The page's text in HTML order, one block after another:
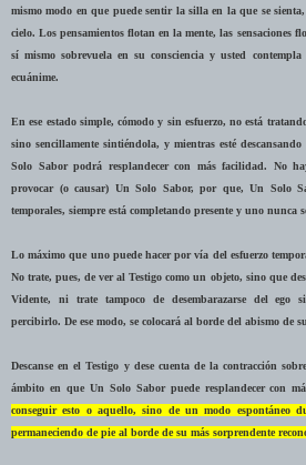
mismo modo en que puede sentir la silla en la que se
cielo. Los pensamientos flotan en la mente, las sensaciones
sí mismo sobrevuela en su consciencia y usted
ecuánime.
En ese estado simple, cómodo y sin esfuerzo, no está
sino sencillamente sintiéndola, y mientras esté
Solo Sabor podrá resplandecer con más facilidad. No
provocar (o causar) Un Solo Sabor, por que, Un Solo
temporales, siempre está completando presente y uno nunca
Lo máximo que uno puede hacer por vía del esfuerzo
No trate, pues, de ver al Testigo como un objeto, sino que
Vidente, ni trate tampoco de desembarazarse del ego
percibirlo. De ese modo, se colocará al borde del abismo de
Descanse en el Testigo y dese cuenta de la contracción
ámbito en que Un Solo Sabor puede resplandecer con
conseguir esto o aquello, sino de un modo espontáneo
permaneciendo de pie al borde de su más sorprendente